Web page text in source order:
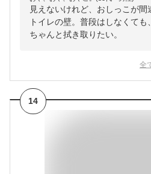
見えないけれど、おしっこが
トイレの壁。普段はしなくても
ちゃんと拭き取りたい。
全
14